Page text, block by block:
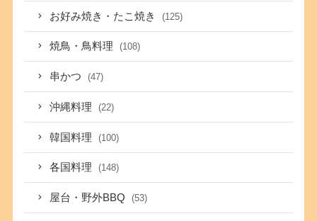
お好み焼き・たこ焼き (125)
焼鳥・鳥料理 (108)
串かつ (47)
沖縄料理 (22)
韓国料理 (100)
各国料理 (148)
屋台・野外BBQ (53)